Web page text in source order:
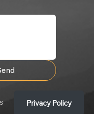
Privacy Policy